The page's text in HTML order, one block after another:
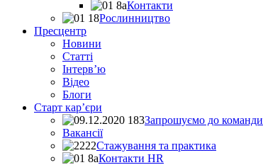
Контакти
Рослинництво
Пресцентр
Новини
Статті
Інтерв’ю
Відео
Блоги
Старт кар’єри
Запрошуємо до команди
Вакансії
Стажування та практика
Контакти HR